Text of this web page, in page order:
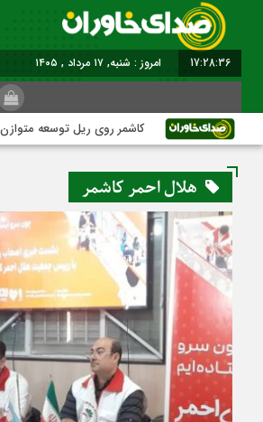
17:28:37 امروز : شنبه, ۱۷ مرداد , ۱۴۰۵
کاشمر روی ریل توسعه متوازن
هلال احمر کاشمر